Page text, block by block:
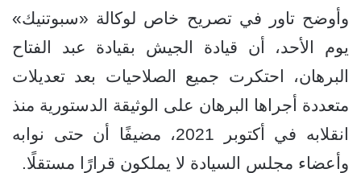
وأوضح تاور في تصريح خاص لوكالة «سبوتنيك»
يوم الأحد، أن قيادة الجيش بقيادة عبد الفتاح
البرهان، احتكرت جميع الصلاحيات بعد تعديلات
متعددة أجراها البرهان على الوثيقة الدستورية منذ
انقلابه في أكتوبر 2021، مضيفًا أن حتى نوابه
وأعضاء مجلس السيادة لا يملكون قرارًا مستقلًا.